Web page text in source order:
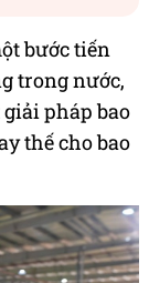
bước tiến
trong nước,
pháp bao
thế cho bao